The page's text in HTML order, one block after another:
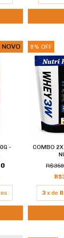
NOVO
-
8% OFF
COMBO 2X
3 x de